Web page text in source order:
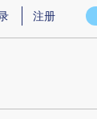
图存在偏差。不
注册